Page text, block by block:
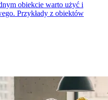
obiekcie warto użyć i
Przykłady z obiektów